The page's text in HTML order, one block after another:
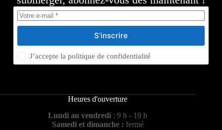
S’inscrire
J’accepte lapolitique de confidentialité
Heures d'ouverture
Lundi au vendredi : 9 h - 19 h
Samedi et dimanche : fermé